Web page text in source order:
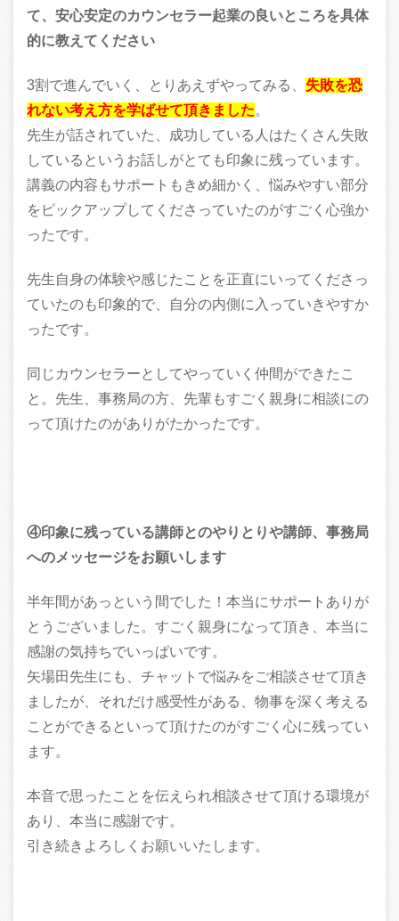
て、安心安定のカウンセラー起業の良いところを具体
的に教えてください
3割で進んでいく、とりあえずやってみる、 失敗を恐
れない考え方を学ばせて頂きました。
先生が話されていた、成功している人はたくさん失敗
しているというお話しがとても印象に残っています。
講義の内容もサポートもきめ細かく、悩みやすい部分
をピックアップしてくださっていたのがすごく心強か
ったです。
先生自身の体験や感じたことを正直にいってくださっ
ていたのも印象的で、自分の内側に入っていきやすか
ったです。
同じカウンセラーとしてやっていく仲間ができたこ
と。先生、事務局の方、先輩もすごく親身に相談にの
って頂けたのがありがたかったです。
④印象に残っている講師とのやりとりや講師、事務局
へのメッセージをお願いします
半年間があっという間でした！本当にサポートありが
とうございました。すごく親身になって頂き、本当に
感謝の気持ちでいっぱいです。
矢場田先生にも、チャットで悩みをご相談させて頂き
ましたが、それだけ感受性がある、物事を深く考える
ことができるといって頂けたのがすごく心に残ってい
ます。
本音で思ったことを伝えられ相談させて頂ける環境が
あり、本当に感謝です。
引き続きよろしくお願いいたします。